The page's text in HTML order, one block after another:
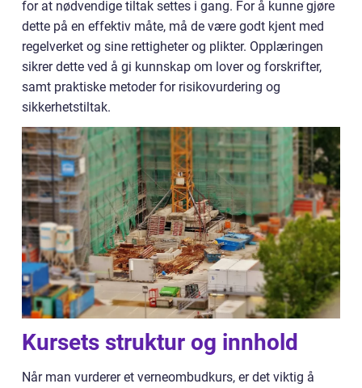
for at nødvendige tiltak settes i gang. For å kunne gjøre
dette på en effektiv måte, må de være godt kjent med
regelverket og sine rettigheter og plikter. Opplæringen
sikrer dette ved å gi kunnskap om lover og forskrifter,
samt praktiske metoder for risikovurdering og
sikkerhetstiltak.
Kursets struktur og innhold
Når man vurderer et verneombudkurs, er det viktig å